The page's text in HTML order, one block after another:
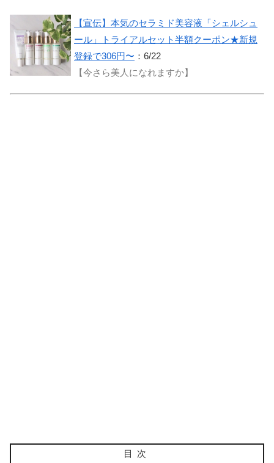
【宣伝】本気のセラミド美容液「シェルシュ
ール」トライアルセット半額クーポン★新規
登録で306円〜 ：6/22
【今さら美人になれますか】
目次